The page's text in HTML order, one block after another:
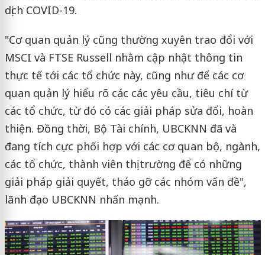
dịch COVID-19.
"Cơ quan quản lý cũng thường xuyên trao đổi với
MSCI và FTSE Russell nhằm cập nhật thông tin
thực tế tới các tổ chức này, cũng như để các cơ
quan quản lý hiểu rõ các các yêu cầu, tiêu chí từ
các tổ chức, từ đó có các giải pháp sửa đổi, hoàn
thiện. Đồng thời, Bộ Tài chính, UBCKNN đã và
đang tích cực phối hợp với các cơ quan bộ, ngành,
các tổ chức, thành viên thị trường để có những
giải pháp giải quyết, tháo gỡ các nhóm vấn đề",
lãnh đạo UBCKNN nhấn mạnh.